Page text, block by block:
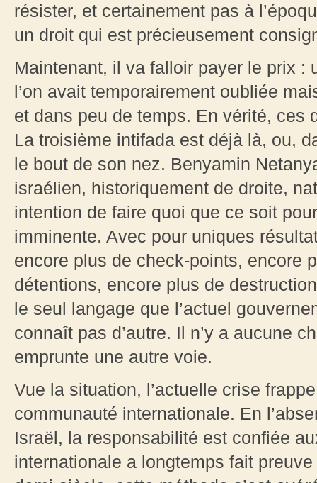
résister, et certainement pas à
un droit qui est précieusement
Maintenant, il va falloir payer le prix :
l’on avait temporairement oubliée
et dans peu de temps. En vérité, ces
La troisième intifada est déjà là, ou,
le bout de son nez. Benyamin
israélien, historiquement de droite,
intention de faire quoi que ce soit
imminente. Avec pour uniques
encore plus de check-points, encore
détentions, encore plus de
le seul langage que l’actuel
connaît pas d’autre. Il n’y a aucune
emprunte une autre voie.
Vue la situation, l’actuelle crise
communauté internationale. En
Israël, la responsabilité est confiée
internationale a longtemps fait